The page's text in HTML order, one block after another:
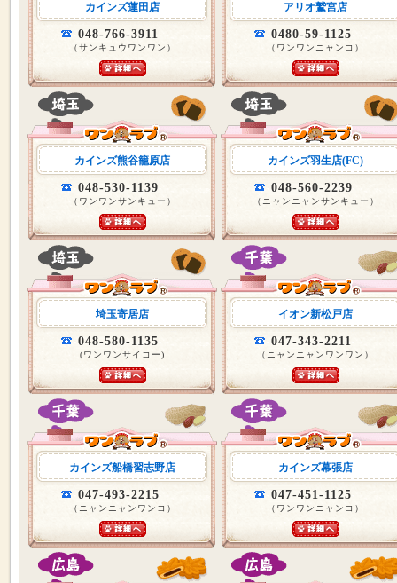
カインズ蓮田店
048-766-3911
（サンキュウワンワン）
アリオ鷲宮店
0480-59-1125
（ワンワンニャンコ）
カインズ熊谷籠原店
048-530-1139
（ワンワンサンキュー）
カインズ羽生店(FC)
048-560-2239
（ニャンニャンサンキュー）
埼玉寄居店
048-580-1135
(ワンワンサイコー)
イオン新松戸店
047-343-2211
（ニャンニャンワンワン）
カインズ船橋習志野店
047-493-2215
（ニャンニャンワンコ）
カインズ幕張店
047-451-1125
（ワンワンニャンコ）